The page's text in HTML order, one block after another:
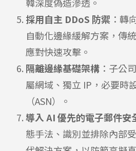
採用自主 DDoS 防禦 ：轉
自動化邊緣緩解方案，傳
應對快速攻擊。
隔離邊緣基礎架構 ：子公
屬網域、獨立 IP，必要時
（ASN）。
導入 AI 優先的電子郵件安
態手法、識別並排除內部